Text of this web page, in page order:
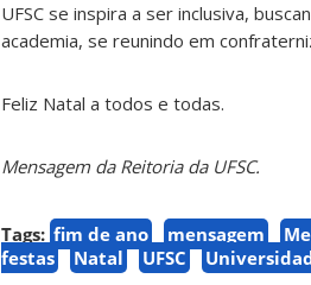
UFSC se inspira a ser inclusiva,
academia, se reunindo em
Feliz Natal a todos e todas.
Mensagem da Reitoria da UFSC.
Tags: fim de ano mensagem
festas
Natal UFSC